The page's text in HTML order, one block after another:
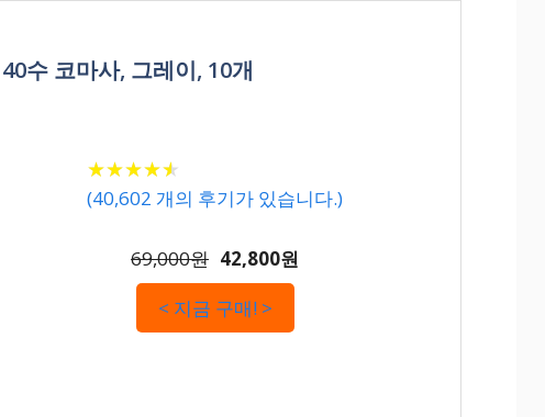
수 코마사, 그레이, 10개
★★★★★
★★★★★
(40,602 개의 후기가 있습니다.)
69,000원 42,800원
< 지금 구매! >